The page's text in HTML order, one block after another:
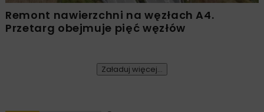
Remont nawierzchni na węzłach A4.
Przetarg obejmuje pięć węzłów
Załaduj więcej...